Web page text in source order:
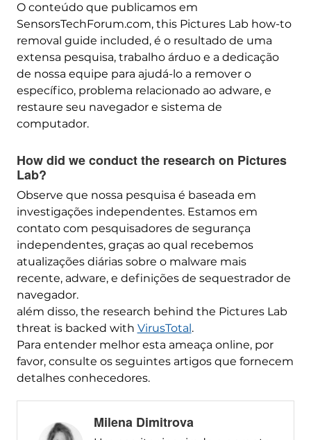
O conteúdo que publicamos em
SensorsTechForum.com, this Pictures Lab how-to
removal guide included, é o resultado de uma
extensa pesquisa, trabalho árduo e a dedicação
de nossa equipe para ajudá-lo a remover o
específico, problema relacionado ao adware, e
restaure seu navegador e sistema de
computador.
How did we conduct the research on Pictures
Lab?
Observe que nossa pesquisa é baseada em
investigações independentes. Estamos em
contato com pesquisadores de segurança
independentes, graças ao qual recebemos
atualizações diárias sobre o malware mais
recente, adware, e definições de sequestrador de
navegador.
além disso, the research behind the Pictures Lab
threat is backed with VirusTotal .
Para entender melhor esta ameaça online, por
favor, consulte os seguintes artigos que fornecem
detalhes conhecedores.
Milena Dimitrova